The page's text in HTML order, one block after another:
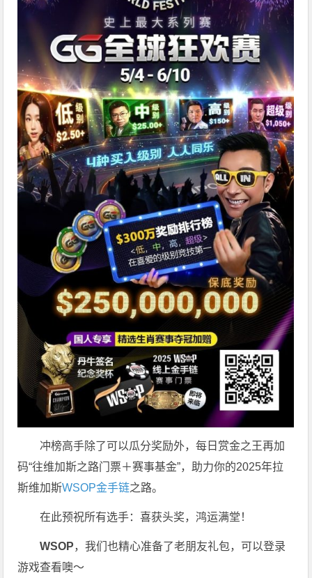
冲榜高手除了可以瓜分奖励外，每日赏金之王再加
码“往维加斯之路门票＋赛事基金”，助力你的2025年拉
斯维加斯WSOP金手链之路。
在此预祝所有选手：喜获头奖，鸿运满堂！
WSOP，我们也精心准备了老朋友礼包，可以登录
游戏查看噢～